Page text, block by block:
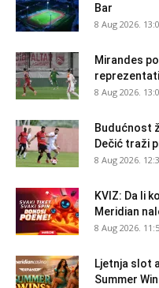
Bar
8 Aug 2026.
Mirandes
8 Aug 2026.
Budućnost
Dečić traži
8 Aug 2026.
KVIZ: Da li
Meridian
8 Aug 2026.
Ljetnja slot
Summer